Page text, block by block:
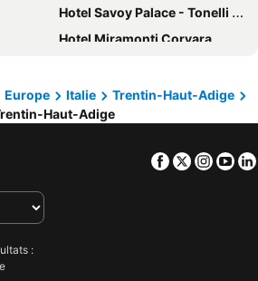
Hotel Savoy Palace - Tonelli Hotels
Hotel Miramonti Corvara
Grand Hotel Wolkenstein
Hotel
Hotel Chalet Al Foss
Hotel Europa - Skypool & Panorama
Europe Italie
Trentin-Haut-Adige
Haut-Adige
Facebook
Twitter
: